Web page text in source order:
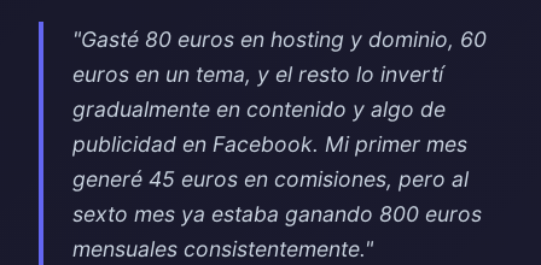
"Gasté 80 euros en hosting y dominio, 60
euros en un tema, y el resto lo invertí
gradualmente en contenido y algo de
publicidad en Facebook. Mi primer mes
generé 45 euros en comisiones, pero al
sexto mes ya estaba ganando 800 euros
mensuales consistentemente."